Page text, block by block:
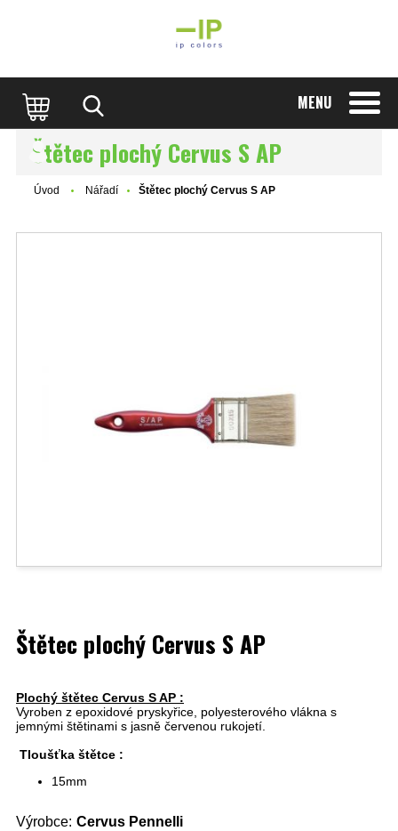
MENU
Štětec plochý Cervus S AP
Úvod Nářadí Štětec plochý Cervus S AP
Štětec plochý Cervus S AP
Plochý štětec Cervus S AP :
Vyroben z epoxidové pryskyřice, polyesterového vlákna s
jemnými štětinami s jasně červenou rukojetí.
Tloušťka štětce :
15mm
Výrobce: Cervus Pennelli